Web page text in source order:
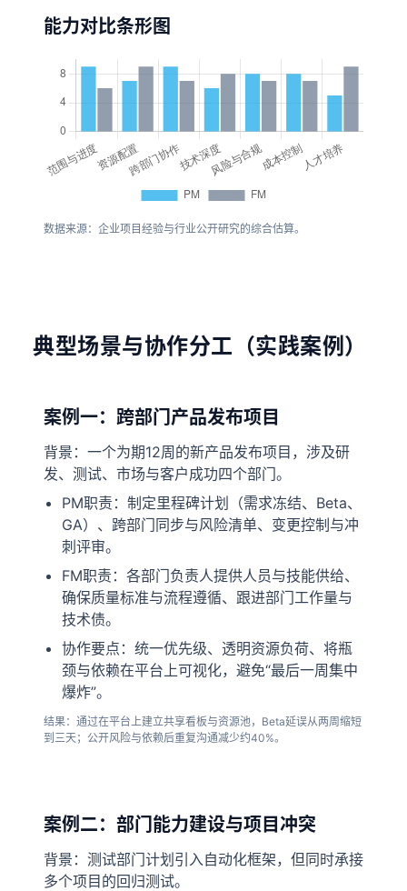
能力对比条形图
数据来源：企业项目经验与行业公开研究的综合估算。
典型场景与协作分工（实践案例）
案例一：跨部门产品发布项目
背景：一个为期12周的新产品发布项目，涉及研
发、测试、市场与客户成功四个部门。
PM职责：制定里程碑计划（需求冻结、Beta、
GA）、跨部门同步与风险清单、变更控制与冲
刺评审。
FM职责：各部门负责人提供人员与技能供给、
确保质量标准与流程遵循、跟进部门工作量与
技术债。
协作要点：统一优先级、透明资源负荷、将瓶
颈与依赖在平台上可视化，避免“最后一周集中
爆炸”。
结果：通过在平台上建立共享看板与资源池，Beta延误从两周缩短
到三天；公开风险与依赖后重复沟通减少约40%。
案例二：部门能力建设与项目冲突
背景：测试部门计划引入自动化框架，但同时承接
多个项目的回归测试。